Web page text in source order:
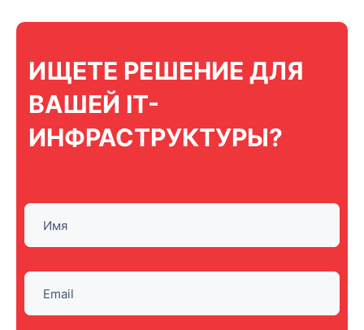
ИЩЕТЕ РЕШЕНИЕ ДЛЯ
ВАШЕЙ IT-
ИНФРАСТРУКТУРЫ?